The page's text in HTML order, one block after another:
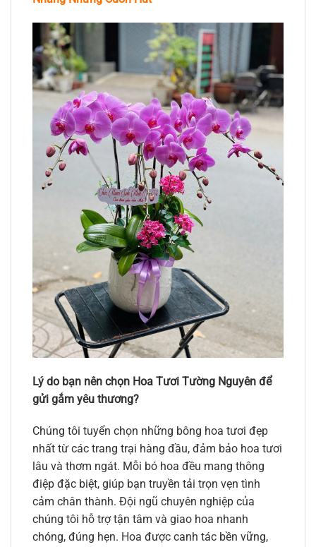
Lý do bạn nên chọn Hoa Tươi Tường Nguyên để
gửi gắm yêu thương?
Chúng tôi tuyển chọn những bông hoa tươi đẹp
nhất từ các trang trại hàng đầu, đảm bảo hoa tươi
lâu và thơm ngát. Mỗi bó hoa đều mang thông
điệp đặc biệt, giúp bạn truyền tải trọn vẹn tình
cảm chân thành. Đội ngũ chuyên nghiệp của
chúng tôi hỗ trợ tận tâm và giao hoa nhanh
chóng, đúng hẹn. Hoa được canh tác bền vững,